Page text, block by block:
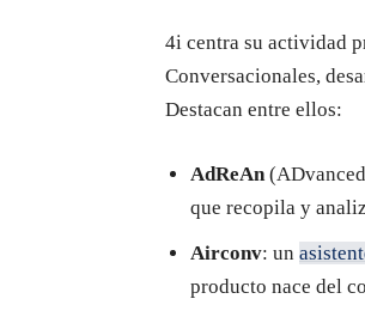
4i centra su actividad
Conversacionales,
Destacan entre ellos:
AdReAn
que recopila y
Airconv: un
producto nace del